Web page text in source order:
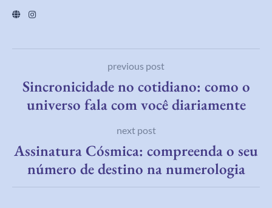
previous post
Sincronicidade no cotidiano: como o
universo fala com você diariamente
next post
Assinatura Cósmica: compreenda o seu
número de destino na numerologia